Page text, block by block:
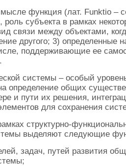
функция (лат. Funktio –
роль субъекта в рамках
связи между объектами,
другого; 3) определенные
поддерживающие ее
системы – особый
определение общих
и пути их решения,
для сохранения
структурно-
выделяют следующие
задач, путей развития